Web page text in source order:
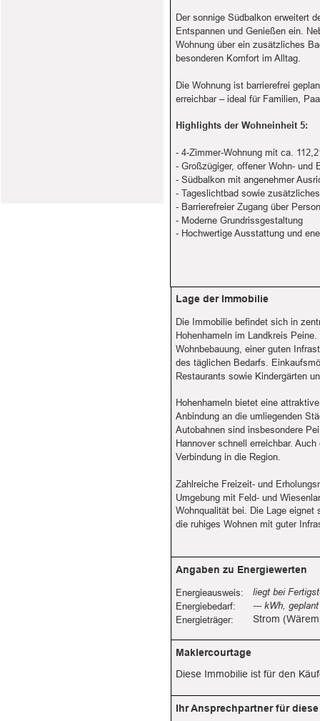
Energieausweis:
Energiebedarf:
Energieträger:
Angaben zu Energiewerten
liegt bei
--- kWh,
Strom
Diese Immobilie ist für den
Maklercourtage
Die Immobilie befindet sich in
Hohenhameln im Landkreis
Wohnbebauung, einer guten
des täglichen Bedarfs.
Restaurants sowie Kindergärten
Hohenhameln bietet eine
Anbindung an die umliegenden
Autobahnen sind insbesondere
Hannover schnell erreichbar.
Verbindung in die Region.
Zahlreiche Freizeit- und
Umgebung mit Feld- und
Wohnqualität bei. Die Lage
die ruhiges Wohnen mit guter
Lage der Immobilie
Ihr Ansprechpartner für
Der sonnige Südbalkon erweitert
Entspannen und Genießen ein.
Wohnung über ein zusätzliches
besonderen Komfort im Alltag.
Die Wohnung ist barrierefrei
erreichbar – ideal für Familien,
Highlights der Wohneinheit 5:
- 4-Zimmer-Wohnung mit ca.
- Großzügiger, offener Wohn- und
- Südbalkon mit angenehmer
- Tageslichtbad sowie
- Barrierefreier Zugang über
- Moderne Grundrissgestaltung
- Hochwertige Ausstattung und